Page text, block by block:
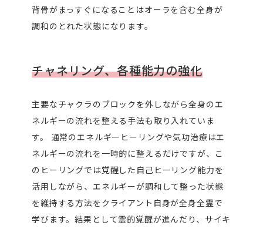
背骨がまっすぐになることはオーラを含む全身が
調和のとれた状態になります。
チャネリング、各種能力の強化
主要なチャクラのブロックを外しながら全身のエ
ネルギーの流れを整える手法も取り入れていま
す。 通常のエネルギーヒーリングや気功治療はエ
ネルギーの流れを一時的に整えるだけですが、こ
のヒーリングでは覚醒した自己ヒーリング能力を
活用しながら、エネルギーが調和して整った状態
を維持する方法をクライアント自身が全身全霊で
学びます。結果として霊的覚醒が進んだり、サイキ